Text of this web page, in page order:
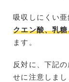
吸収しにくい
クエン酸、乳
ます。
反対に、下記
せに注意しまし